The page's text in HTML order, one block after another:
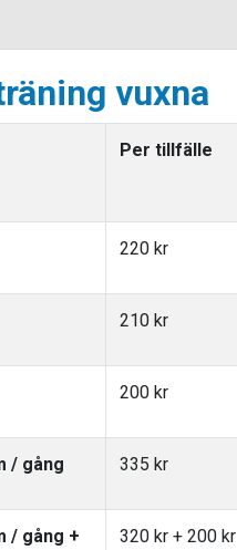
vuxna
Per tillfälle
220 kr
210 kr
200 kr
/ gång 335 kr
/ gång +
320 kr + 200 kr